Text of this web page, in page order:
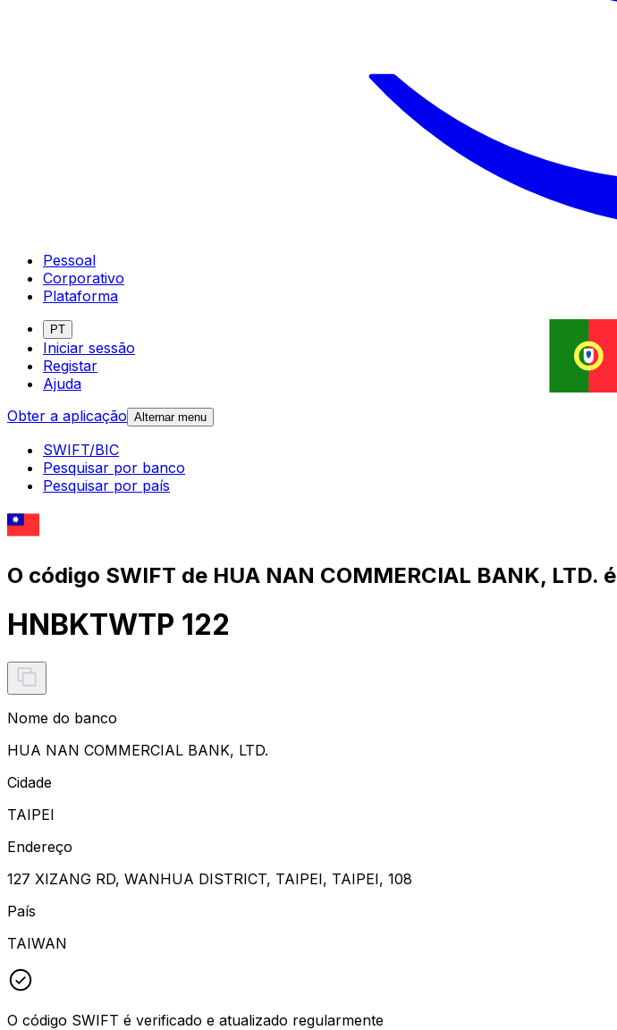
Pessoal
Corporativo
Plataforma
PT
Iniciar sessão
Registar
Ajuda
Obter a aplicação Alternar menu
SWIFT/BIC
Pesquisar por banco
Pesquisar por país
O código SWIFT de HUA NAN COMMERCIAL BANK, LTD. é
HNBKTWTP 122
Nome do banco
HUA NAN COMMERCIAL BANK, LTD.
Cidade
TAIPEI
Endereço
127 XIZANG RD, WANHUA DISTRICT, TAIPEI, TAIPEI, 108
País
TAIWAN
O código SWIFT é verificado e atualizado regularmente